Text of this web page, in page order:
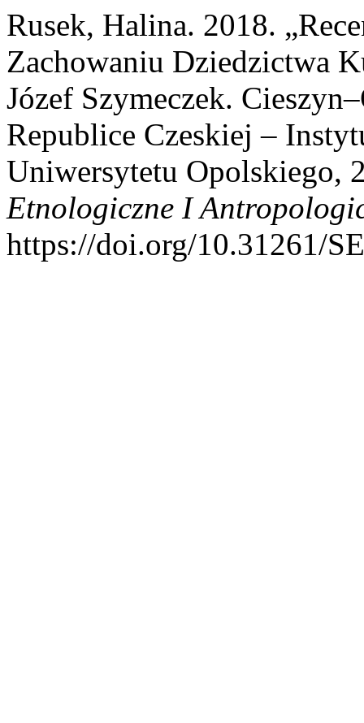
Rusek, Halina. 2018.
Zachowaniu Dziedzictwa
Józef Szymeczek.
Republice Czeskiej –
Uniwersytetu Opolskiego,
Etnologiczne I
https://doi.org/10.31261/